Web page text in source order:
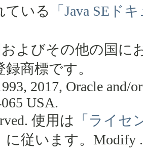
ている
「Java SEド
およびその他の国に
商標です。
2017, Oracle and/
USA.
使用は 「ライセ
に従います。 Modify